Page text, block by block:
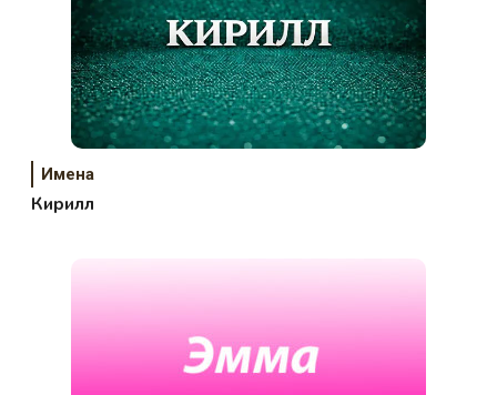
Имена
Кирилл